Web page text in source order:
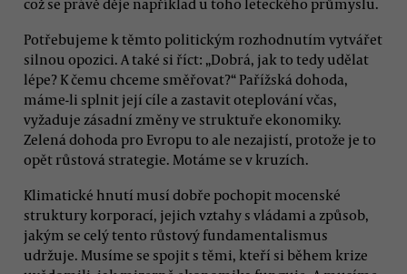
Potřebujeme k těmto politickým rozhodnutím vytvářet
silnou opozici. A také si říct: „Dobrá, jak to tedy udělat
lépe? K čemu chceme směřovat?“ Pařížská dohoda,
máme-li splnit její cíle a zastavit oteplování včas,
vyžaduje zásadní změny ve struktuře ekonomiky.
Zelená dohoda pro Evropu to ale nezajistí, protože je to
opět růstová strategie. Motáme se v kruzích.
Klimatické hnutí musí dobře pochopit mocenské
struktury korporací, jejich vztahy s vládami a způsob,
jakým se celý tento růstový fundamentalismus
udržuje. Musíme se spojit s těmi, kteří si během krize